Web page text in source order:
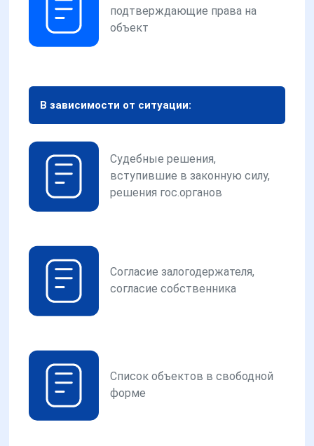
подтверждающие права на
объект
В зависимости от ситуации:
Судебные решения,
вступившие в законную силу,
решения гос.органов
Согласие залогодержателя,
согласие собственника
Список объектов в свободной
форме